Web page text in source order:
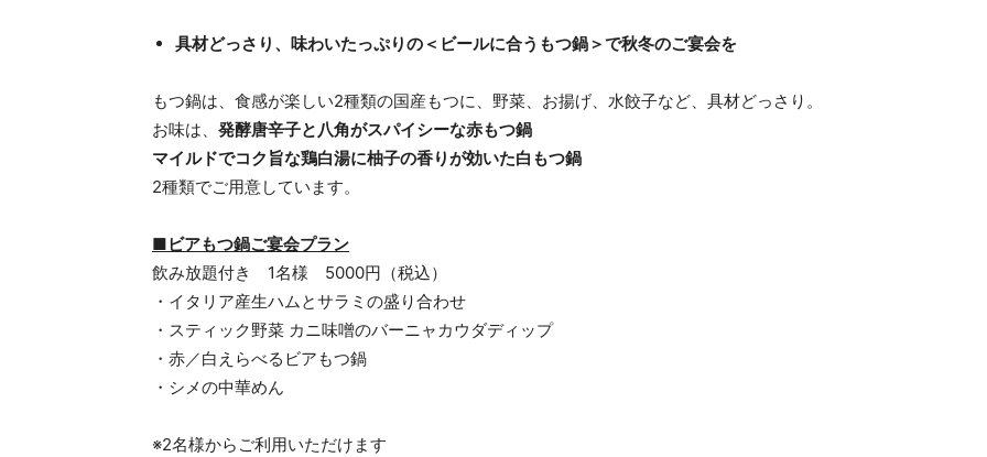
具材どっさり、味わいたっぷりの＜ビールに合うもつ鍋＞で秋冬のご宴会を
もつ鍋は、食感が楽しい2種類の国産もつに、野菜、お揚げ、水餃子など、具材どっさり。
お味は、 発酵唐辛子と八角がスパイシーな赤もつ鍋
マイルドでコク旨な鶏白湯に柚子の香りが効いた白もつ鍋
2種類でご用意しています。
■ビアもつ鍋ご宴会プラン
飲み放題付き 1名様 5000円（税込）
・イタリア産生ハムとサラミの盛り合わせ
・スティック野菜 カニ味噌のバーニャカウダディップ
・赤／白えらべるビアもつ鍋
・シメの中華めん
※2名様からご利用いただけます